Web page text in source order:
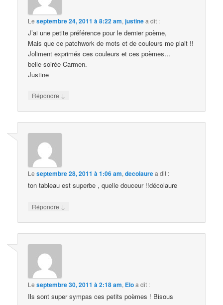
Leseptembre 24, 2011 à 8:22 am,justinea dit :
J’ai une petite préférence pour le dernier poème,
Mais que ce patchwork de mots et de couleurs me plait !!
Joliment exprimés ces couleurs et ces poèmes…
belle soirée Carmen.
Justine
Répondre ↓
Leseptembre 28, 2011 à 1:06 am,decolaurea dit :
ton tableau est superbe , quelle douceur !!décolaure
Répondre ↓
Leseptembre 30, 2011 à 2:18 am, Eloa dit :
Ils sont super sympas ces petits poèmes ! Bisous